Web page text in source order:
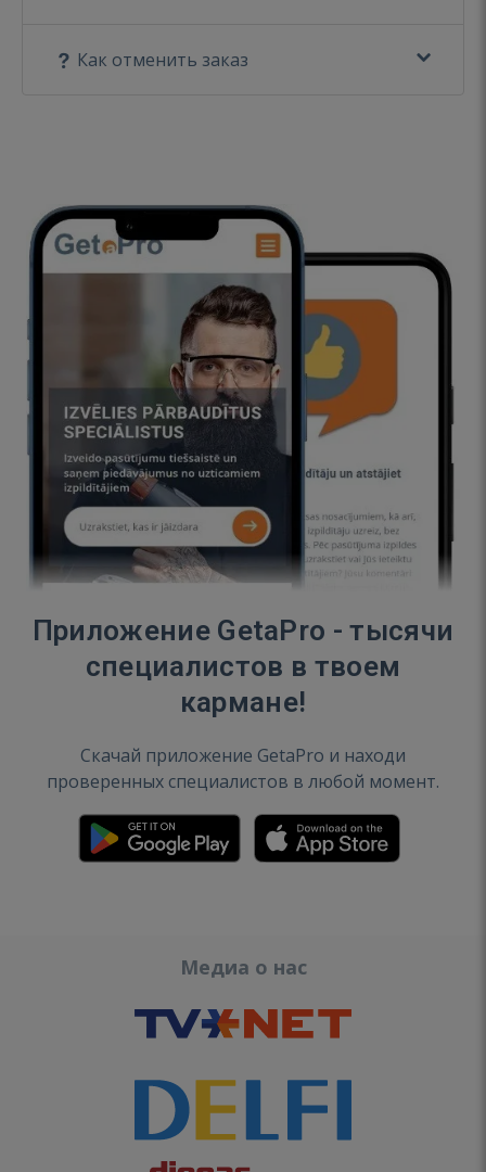
Как отменить заказ
Приложение GetaPro - тысячи
специалистов в твоем
кармане!
Скачай приложение GetaPro и находи
проверенных специалистов в любой момент.
Медиа о нас